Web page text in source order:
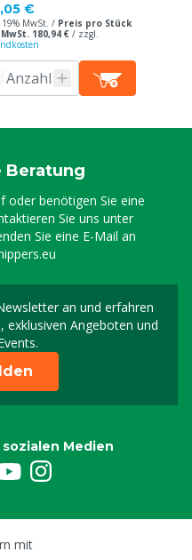
€
MwSt. / Preis pro Stück
180,94 € / zzgl.
Beratung
oder benötigen Sie eine
Sie uns unter
Sie eine E-Mail an
an und erfahren
exklusiven Angeboten und
Sie sich für
Medien
mit